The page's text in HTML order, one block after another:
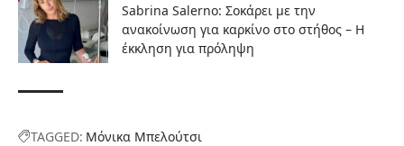
Sabrina Salerno: Σοκάρει με την
ανακοίνωση για καρκίνο στο στήθος – Η
έκκληση για πρόληψη
TAGGED: Μόνικα Μπελούτσι